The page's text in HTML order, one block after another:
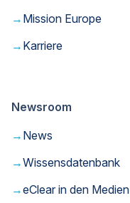
→ Mission Europe
→ Karriere
Newsroom
→ News
→Wissensdatenbank
→eClear in den Medien